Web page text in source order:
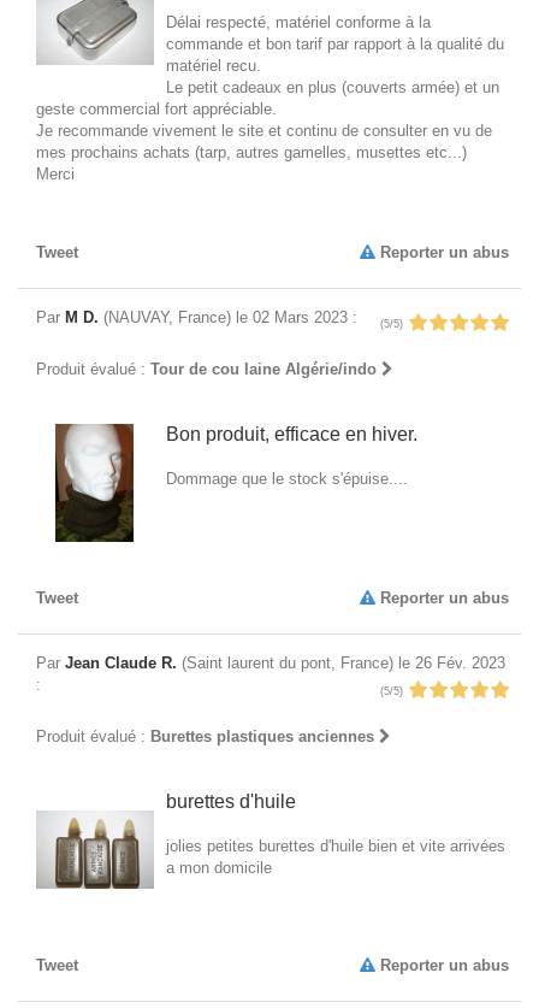
Délai respecté, matériel conforme à la
commande et bon tarif par rapport à la qualité du
matériel recu.
Le petit cadeaux en plus (couverts armée) et un
geste commercial fort appréciable.
Je recommande vivement le site et continu de consulter en vu de
mes prochains achats (tarp, autres gamelles, musettes etc...)
Merci
Tweet Reporter un abus
Par M D. (NAUVAY, France) le 02 Mars 2023 : (5/5)
Produit évalué : Tour de cou laine Algérie/indo
Bon produit, efficace en hiver.
Dommage que le stock s'épuise....
Tweet Reporter un abus
Par Jean Claude R. (Saint laurent du pont, France) le 26 Fév. 2023
:
(5/5)
Produit évalué : Burettes plastiques anciennes
burettes d'huile
jolies petites burettes d'huile bien et vite arrivées
a mon domicile
Tweet Reporter un abus